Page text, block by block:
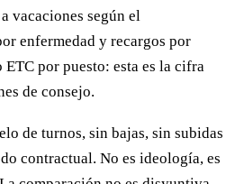
vacaciones según el
enfermedad y recargos por
por puesto: esta es la cifra
de consejo.
de turnos, sin bajas, sin subidas
contractual. No es ideología, es